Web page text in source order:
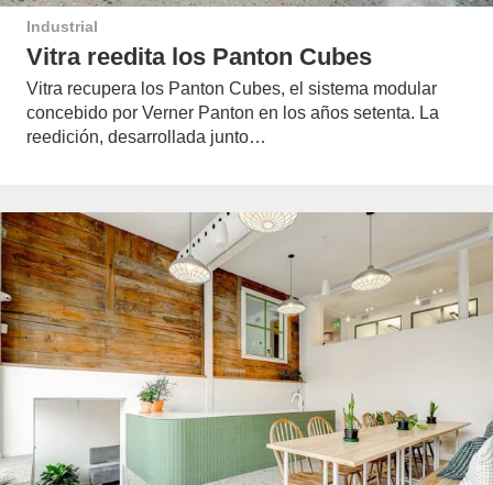
Industrial
Vitra reedita los Panton Cubes
Vitra recupera los Panton Cubes, el sistema modular
concebido por Verner Panton en los años setenta. La
reedición, desarrollada junto…